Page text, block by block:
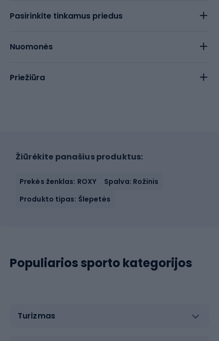
Pasirinkite tinkamus priedus
Nuomonės
Priežiūra
Žiūrėkite panašius produktus:
Prekės ženklas: ROXY
Spalva: Rožinis
Produkto tipas: Šlepetės
Populiarios sporto kategorijos
Turizmas